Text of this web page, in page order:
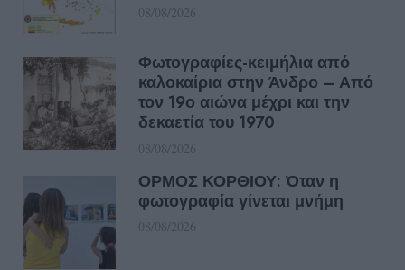
08/08/2026
Φωτογραφίες-κειμήλια από
καλοκαίρια στην Άνδρο – Από
τον 19ο αιώνα μέχρι και την
δεκαετία του 1970
08/08/2026
ΟΡΜΟΣ ΚΟΡΘΙΟΥ: Όταν η
φωτογραφία γίνεται μνήμη
08/08/2026